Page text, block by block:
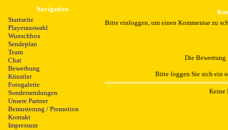
Navigation
Startseite
Playerauswahl
Wunschbox
Sendeplan
Team
Chat
Bewerbung
Künstler
Fotogalerie
Sondersendungen
Unsere Partner
Bemusterung / Promotion
Kontakt
Impressum
Bitte einloggen, um einen Kommentar zu
Die
Bitte loggen Sie sich ein
Keine